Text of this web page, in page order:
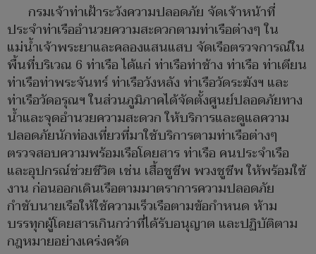
กรมเจ้าท่าเฝ้าระวังความปลอดภัย จัดเจ้าหน้าที่
ประจำท่าเรืออำนวยความสะดวกตามท่าเรือต่างๆ ใน
แม่น้ำเจ้าพระยาและคลองแสนแสบ จัดเรือตรวจการณ์ใน
พื้นที่บริเวณ 6 ท่าเรือ ได้แก่ ท่าเรือท่าช้าง ท่าเรือ ท่าเตียน
ท่าเรือท่าพระจันทร์ ท่าเรือวังหลัง ท่าเรือวัดระฆังฯ และ
ท่าเรือวัดอรุณฯ ในส่วนภูมิภาคได้จัดตั้งศูนย์ปลอดภัยทาง
น้ำและจุดอำนวยความสะดวก ให้บริการและดูแลความ
ปลอดภัยนักท่องเที่ยวที่มาใช้บริการตามท่าเรือต่างๆ
ตรวจสอบความพร้อมเรือโดยสาร ท่าเรือ คนประจำเรือ
และอุปกรณ์ช่วยชีวิต เช่น เสื้อชูชีพ พวงชูชีพ ให้พร้อมใช้
งาน ก่อนออกเดินเรือตามมาตราการความปลอดภัย
กำชับนายเรือให้ใช้ความเร็วเรือตามข้อกำหนด ห้าม
บรรทุกผู้โดยสารเกินกว่าที่ได้รับอนุญาต และปฏิบัติตาม
กฎหมายอย่างเคร่งครัด